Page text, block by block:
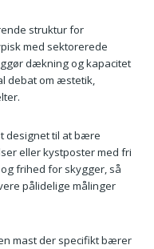
struktur for
med sektorerede
dækning og kapacitet
debat om æstetik,
designet til at bære
eller kystposter med fri
frihed for skygger, så
pålidelige målinger
mast der specifikt bærer